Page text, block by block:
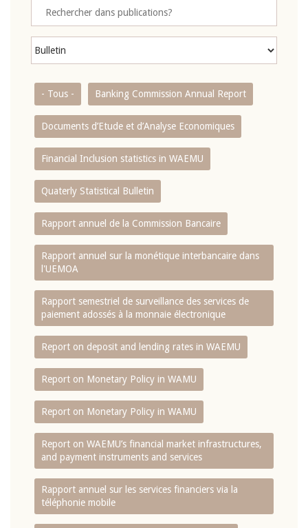
- Tous - Banking Commission Annual Report
Documents d’Etude et d’Analyse Economiques
Financial Inclusion statistics in WAEMU
Quaterly Statistical Bulletin
Rapport annuel de la Commission Bancaire
Rapport annuel sur la monétique interbancaire dans
l'UEMOA
Rapport semestriel de surveillance des services de
paiement adossés à la monnaie électronique
Report on deposit and lending rates in WAEMU
Report on Monetary Policy in WAMU
Report on Monetary Policy in WAMU
Report on WAEMU’s financial market infrastructures,
and payment instruments and services
Rapport annuel sur les services financiers via la
téléphonie mobile